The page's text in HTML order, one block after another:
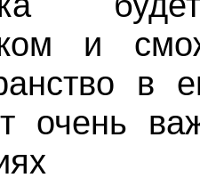
и
в
очень